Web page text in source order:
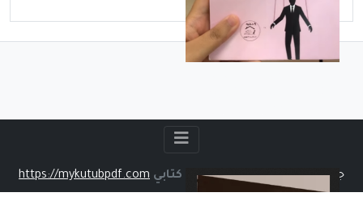
جميع الحقوق محفوظة لموقع كتابي https://mykutubpdf.com